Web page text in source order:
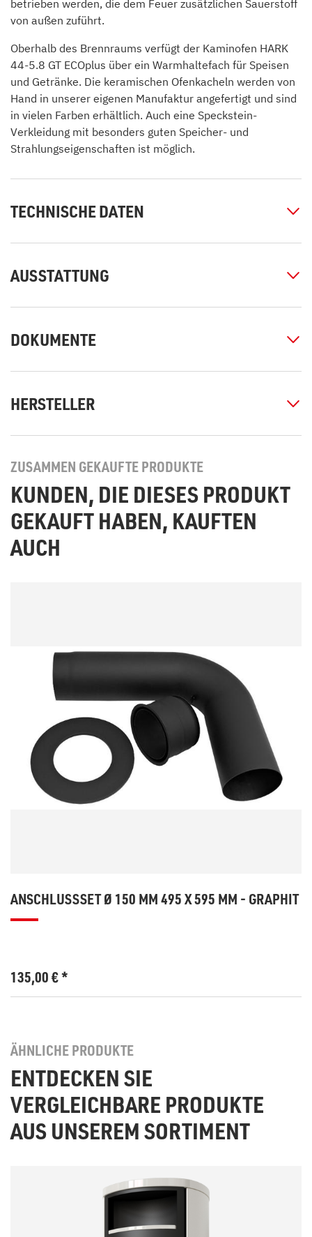
betrieben werden, die dem Feuer zusätzlichen Sauerstoff
von außen zuführt.
Oberhalb des Brennraums verfügt der Kaminofen HARK
44-5.8 GT ECOplus über ein Warmhaltefach für Speisen
und Getränke. Die keramischen Ofenkacheln werden von
Hand in unserer eigenen Manufaktur angefertigt und sind
in vielen Farben erhältlich. Auch eine Speckstein-
Verkleidung mit besonders guten Speicher- und
Strahlungseigenschaften ist möglich.
TECHNISCHE DATEN
AUSSTATTUNG
DOKUMENTE
HERSTELLER
ZUSAMMEN GEKAUFTE PRODUKTE
KUNDEN, DIE DIESES PRODUKT
GEKAUFT HABEN, KAUFTEN
AUCH
ANSCHLUSSSET Ø 150 MM 495 X 595 MM - GRAPHIT
135,00€*
ÄHNLICHE PRODUKTE
ENTDECKEN SIE
VERGLEICHBARE PRODUKTE
AUS UNSEREM SORTIMENT